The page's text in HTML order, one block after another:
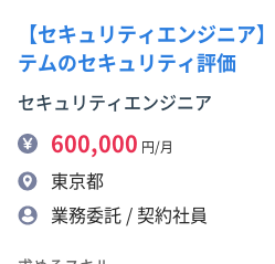
【セキュリティエンジニア
テムのセキュリティ評価
セキュリティエンジニア
600,000 円/月
東京都
業務委託 / 契約社員